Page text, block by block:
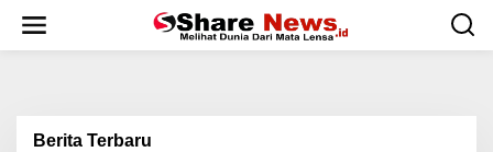
w
Berita Terbaru